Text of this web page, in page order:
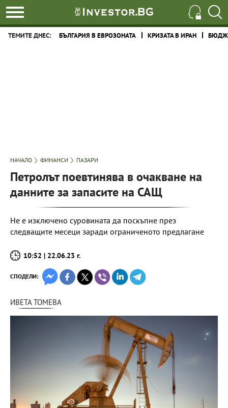
ТЕМИТЕ ДНЕС: БЪЛГАРИЯ В ЕВРОЗОНАТА КРИЗАТА В ИРАН
НАЧАЛО ФИНАНСИ ПАЗАРИ
Петролът поевтинява в очакване на
данните за запасите на САЩ
Не е изключено суровината да поскъпне през
следващите месеци заради ограниченото предлагане
10:52 | 22.06.23 г.
СПОДЕЛИ:
ИВЕТА ТОМЕВА